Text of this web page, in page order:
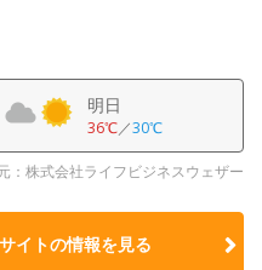
明日
36℃／30℃
：株式会社ライフビジネスウェザー
イトの情報を見る